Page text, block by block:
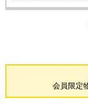
会員限定